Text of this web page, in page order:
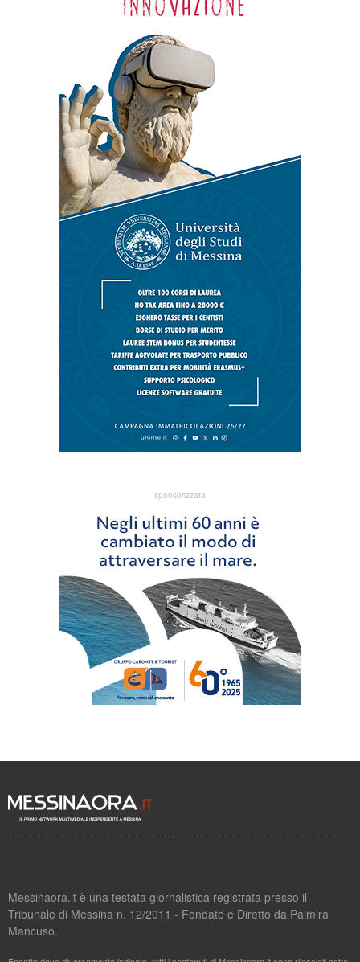
sponsorizzata
Messinaora.it è una testata giornalistica registrata presso il
Tribunale di Messina n. 12/2011 - Fondato e Diretto da Palmira
Mancuso.